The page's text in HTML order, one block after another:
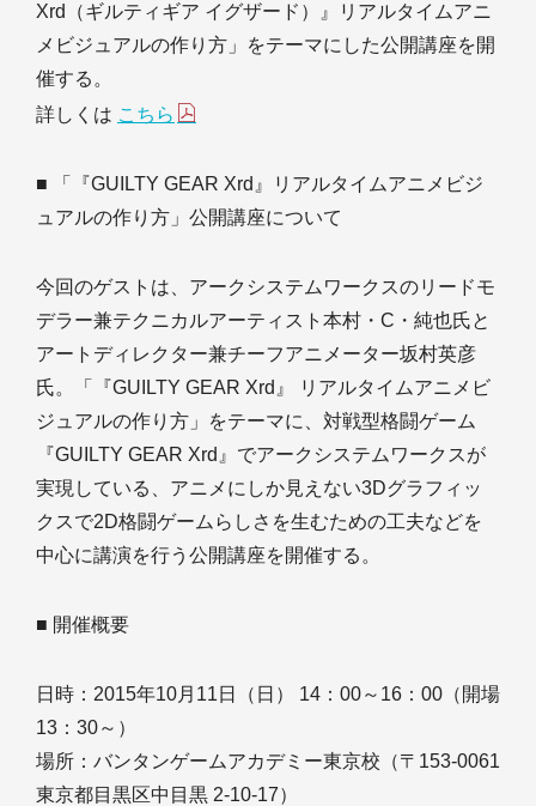
Xrd（ギルティギア イグザード）』リアルタイムアニ
メビジュアルの作り方」をテーマにした公開講座を開
催する。
詳しくは こちら
■ 「『GUILTY GEAR Xrd』リアルタイムアニメビジ
ュアルの作り方」公開講座について
今回のゲストは、アークシステムワークスのリードモ
デラー兼テクニカルアーティスト本村・C・純也氏と
アートディレクター兼チーフアニメーター坂村英彦
氏。「『GUILTY GEAR Xrd』 リアルタイムアニメビ
ジュアルの作り方」をテーマに、対戦型格闘ゲーム
『GUILTY GEAR Xrd』でアークシステムワークスが
実現している、アニメにしか見えない3Dグラフィッ
クスで2D格闘ゲームらしさを生むための工夫などを
中心に講演を行う公開講座を開催する。
■ 開催概要
日時：2015年10月11日（日） 14：00～16：00（開場
13：30～）
場所：バンタンゲームアカデミー東京校（〒153-0061
東京都目黒区中目黒 2-10-17）